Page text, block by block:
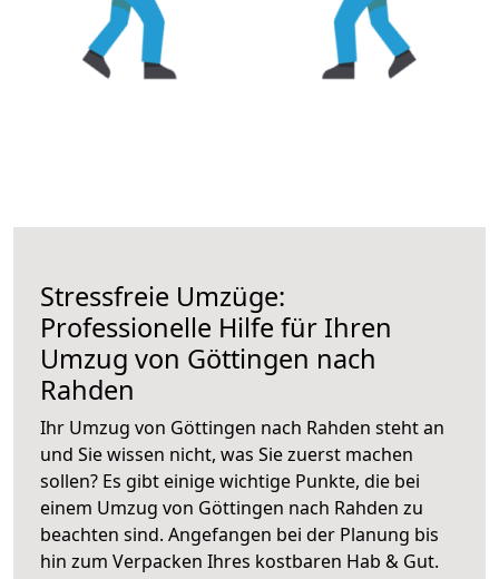
Stressfreie Umzüge:
Professionelle Hilfe für Ihren
Umzug von Göttingen nach
Rahden
Ihr Umzug von Göttingen nach Rahden steht an
und Sie wissen nicht, was Sie zuerst machen
sollen? Es gibt einige wichtige Punkte, die bei
einem Umzug von Göttingen nach Rahden zu
beachten sind. Angefangen bei der Planung bis
hin zum Verpacken Ihres kostbaren Hab & Gut.